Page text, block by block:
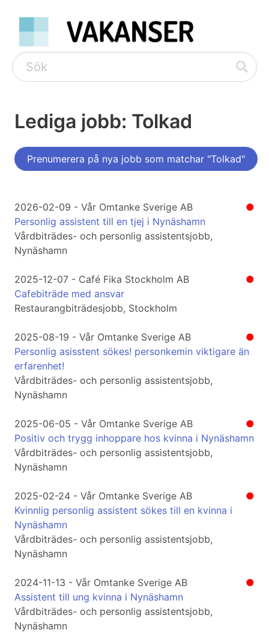
Lediga jobb: Tolkad
Prenumerera på nya jobb som matchar "Tolkad"
●
2026-02-09 - Vår Omtanke Sverige AB
Personlig assistent till en tjej i Nynäshamn
Vårdbiträdes- och personlig assistentsjobb,
Nynäshamn
●
2025-12-07 - Café Fika Stockholm AB
Cafebiträde med ansvar
Restaurangbiträdesjobb, Stockholm
●
2025-08-19 - Vår Omtanke Sverige AB
Personlig asisstent sökes! personkemin viktigare än
erfarenhet!
Vårdbiträdes- och personlig assistentsjobb,
Nynäshamn
●
2025-06-05 - Vår Omtanke Sverige AB
Positiv och trygg inhoppare hos kvinna i Nynäshamn
Vårdbiträdes- och personlig assistentsjobb,
Nynäshamn
●
2025-02-24 - Vår Omtanke Sverige AB
Kvinnlig personlig assistent sökes till en kvinna i
Nynäshamn
Vårdbiträdes- och personlig assistentsjobb,
Nynäshamn
●
2024-11-13 - Vår Omtanke Sverige AB
Assistent till ung kvinna i Nynäshamn
Vårdbiträdes- och personlig assistentsjobb,
Nynäshamn